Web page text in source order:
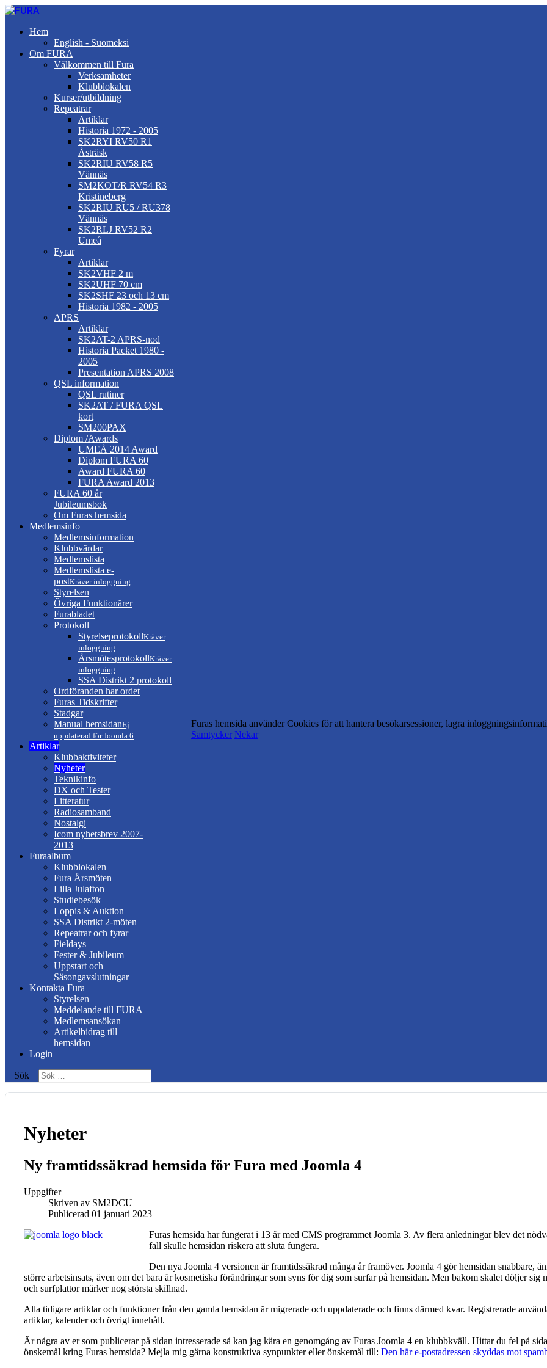
Hem
English - Suomeksi
Om FURA
Välkommen till Fura
Verksamheter
Klubblokalen
Kurser/utbildning
Repeatrar
Artiklar
Historia 1972 - 2005
SK2RYI RV50 R1
Åsträsk
SK2RIU RV58 R5
Vännäs
SM2KOT/R RV54 R3
Kristineberg
SK2RIU RU5 / RU378
Vännäs
SK2RLJ RV52 R2
Umeå
Fyrar
Artiklar
SK2VHF 2 m
SK2UHF 70 cm
SK2SHF 23 och 13 cm
Historia 1982 - 2005
APRS
Artiklar
SK2AT-2 APRS-nod
Historia Packet 1980 -
2005
Presentation APRS 2008
QSL information
QSL rutiner
SK2AT / FURA QSL
kort
SM200PAX
Diplom /Awards
UMEÅ 2014 Award
Diplom FURA 60
Award FURA 60
FURA Award 2013
FURA 60 år
Jubileumsbok
Om Furas hemsida
Medlemsinfo
Medlemsinformation
Klubbvärdar
Medlemslista
Medlemslista e-
postKräver inloggning
Styrelsen
Övriga Funktionärer
Furabladet
Protokoll
StyrelseprotokollKräver
inloggning
ÅrsmötesprotokollKräver
inloggning
SSA Distrikt 2 protokoll
Ordföranden har ordet
Furas Tidskrifter
Stadgar
Manual hemsidanEj
uppdaterad för Joomla 6
Artiklar
Klubbaktiviteter
Nyheter
Teknikinfo
DX och Tester
Litteratur
Radiosamband
Nostalgi
Icom nyhetsbrev 2007-
2013
Furaalbum
Klubblokalen
Fura Årsmöten
Lilla Julafton
Studiebesök
Loppis & Auktion
SSA Distrikt 2-möten
Repeatrar och fyrar
Fieldays
Fester & Jubileum
Uppstart och
Säsongavslutningar
Kontakta Fura
Styrelsen
Meddelande till FURA
Medlemsansökan
Artikelbidrag till
hemsidan
Login
Sök
Nyheter
Ny framtidssäkrad hemsida för Fura med Joomla 4
Uppgifter
Skriven av SM2DCU
Publicerad 01 januari 2023
Furas hemsida har fungerat i 13 år med CMS programmet Joomla 3. Av flera anledningar blev det
fall skulle hemsidan riskera att sluta fungera.
Den nya Joomla 4 versionen är framtidssäkrad många år framöver. Joomla 4 gör hemsidan snabbare,
större arbetsinsats, även om det bara är kosmetiska förändringar som syns för dig som surfar på hemsidan. Men bakom skalet döljer
och surfplattor märker nog största skillnad.
Alla tidigare artiklar och funktioner från den gamla hemsidan är migrerade och uppdaterade och finns därmed kvar. Registrerade
artiklar, kalender och övrigt innehåll.
Är några av er som publicerar på sidan intresserade så kan jag kära en genomgång av Furas Joomla 4 en klubbkväll. Hittar du fel på
önskemål kring Furas hemsida? Mejla mig gärna konstruktiva synpunkter eller önskemål till: Den här e-postadressen skyddas mot
Furas hemsida använder Cookies för att hantera besökarsessioner, lagra
Samtycker Nekar